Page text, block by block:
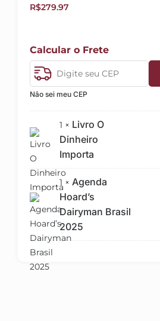
R$279.97
Calcular o Frete
Não sei meu CEP
1 × Livro O
Dinheiro
Importa
1 × Agenda
Hoard’s
Dairyman Brasil
2025